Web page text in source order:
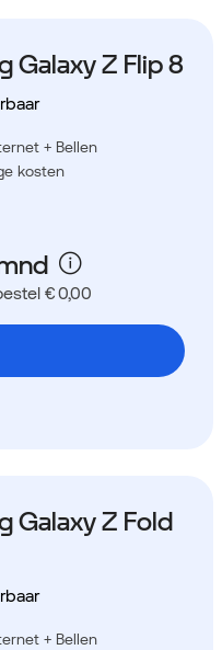
Galaxy Z Flip 8
+ Bellen
kosten
€ 0,00
Galaxy Z Fold
+ Bellen